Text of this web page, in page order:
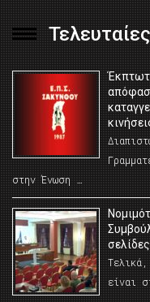
στην Ένωση …
είναι